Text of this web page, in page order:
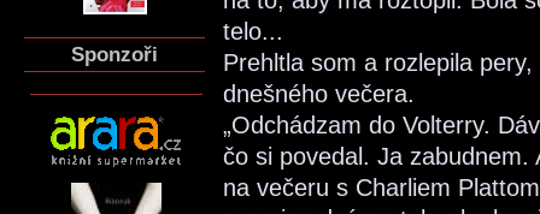
Sponzoři
telo...
Prehltla som a rozlepila
dnešného večera.
„Odchádzam do Volterry.
čo si povedal. Ja
na večeru s Charliem